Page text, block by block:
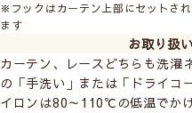
※フックはカーテン上部にセットさ
ます
お取り扱い
カーテン、レースどちらも洗濯
の「手洗い」または「ドライコ
イロンは80～110℃の低温でかけ